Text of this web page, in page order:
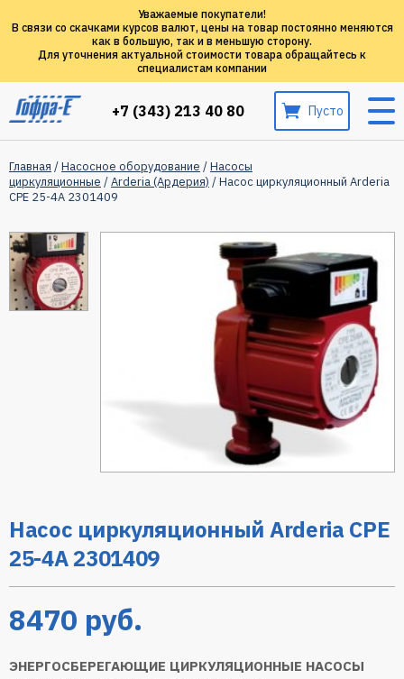
Уважаемые покупатели!
В связи со скачками курсов валют, цены на товар постоянно меняются
как в большую, так и в меньшую сторону.
Для уточнения актуальной стоимости товара обращайтесь к
специалистам компании
+7 (343) 213 40 80 Пусто
Главная /Насосное оборудование /Насосы
циркуляционные /Arderia (Ардерия) / Насос циркуляционный Arderia
CPE 25-4A 2301409
Насос циркуляционный Arderia CPE
25-4A 2301409
8470 руб.
ЭНЕРГОСБЕРЕГАЮЩИЕ ЦИРКУЛЯЦИОННЫЕ НАСОСЫ